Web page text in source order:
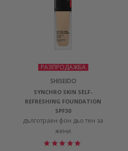
РАЗПРОДАЖБА
SHISEIDO
SYNCHRO SKIN SELF-
REFRESHING FOUNDATION
SPF30
дълготраен фон дьо тен за
жени